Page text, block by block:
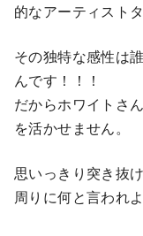
的なアーティスト
その独特な感性は
んです！！！
だからホワイトさ
を活かせません。
思いっきり突き抜
周りに何と言われ